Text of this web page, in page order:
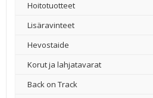
Hoitotuotteet
Lisäravinteet
Hevostaide
Korut ja lahjatavarat
Back on Track